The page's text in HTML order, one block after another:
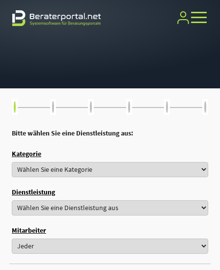
Bitte wählen Sie eine Dienstleistung aus:
Kategorie
Dienstleistung
Mitarbeiter